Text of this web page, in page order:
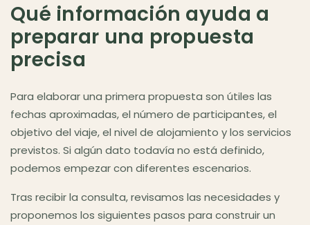
Qué información ayuda a
preparar una propuesta
precisa
Para elaborar una primera propuesta son útiles las
fechas aproximadas, el número de participantes, el
objetivo del viaje, el nivel de alojamiento y los servicios
previstos. Si algún dato todavía no está definido,
podemos empezar con diferentes escenarios.
Tras recibir la consulta, revisamos las necesidades y
proponemos los siguientes pasos para construir un